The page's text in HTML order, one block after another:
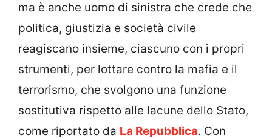
ma è anche uomo di sinistra che crede che
politica, giustizia e società civile
reagiscano insieme, ciascuno con i propri
strumenti, per lottare contro la mafia e il
terrorismo, che svolgono una funzione
sostitutiva rispetto alle lacune dello Stato,
come riportato da La Repubblica. Con